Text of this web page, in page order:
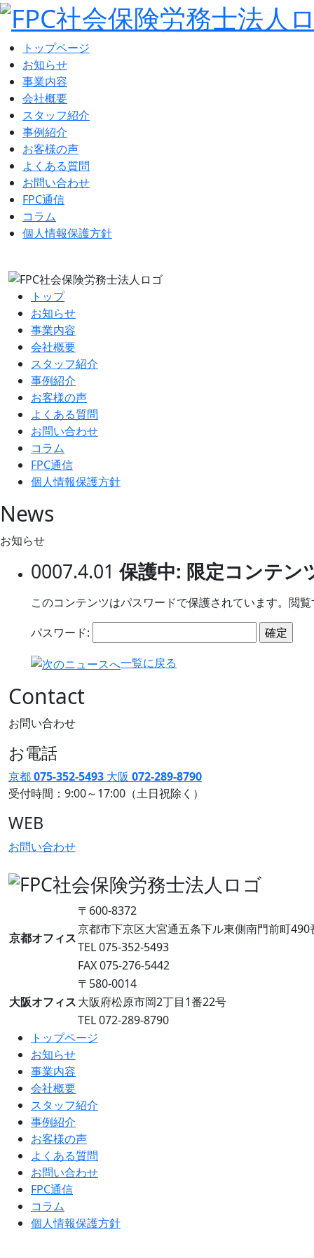
トップページ
お知らせ
事業内容
会社概要
スタッフ紹介
事例紹介
お客様の声
よくある質問
お問い合わせ
FPC通信
コラム
個人情報保護方針
トップ
お知らせ
事業内容
会社概要
スタッフ紹介
事例紹介
お客様の声
よくある質問
お問い合わせ
コラム
FPC通信
個人情報保護方針
News
お知らせ
0007.4.01 保護中: 限定コンテン
このコンテンツはパスワードで保護されています。閲
パスワード:
一覧に戻る
Contact
お問い合わせ
お電話
京都075-352-5493 大阪 072-289-8790
受付時間：9:00～17:00（土日祝除く）
WEB
お問い合わせ
京都オフィス
〒600-8372
京都市下京区大宮通五条下ル東側南門前町
TEL 075-352-5493
FAX 075-276-5442
大阪オフィス
〒580-0014
大阪府松原市岡2丁目1番22号
TEL 072-289-8790
トップページ
お知らせ
事業内容
会社概要
スタッフ紹介
事例紹介
お客様の声
よくある質問
お問い合わせ
FPC通信
コラム
個人情報保護方針